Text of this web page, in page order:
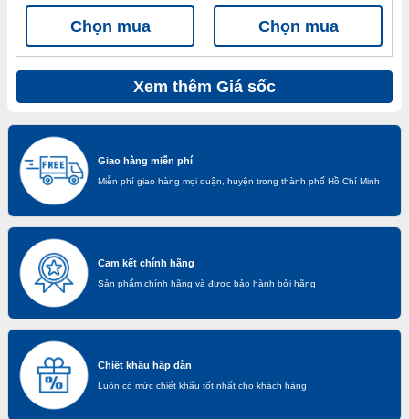
Chọn mua Chọn mua
Xem thêm Giá sốc
Giao hàng miễn phí
Miễn phí giao hàng mọi quận, huyện trong thành phố Hồ Chí Minh
Cam kết chính hãng
Sản phẩm chính hãng và được bảo hành bởi hãng
Chiết khấu hấp dẫn
Luôn có mức chiết khấu tốt nhất cho khách hàng